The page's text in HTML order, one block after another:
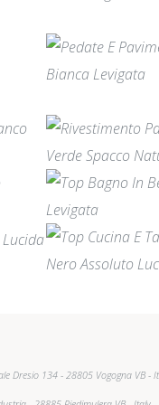
Dresio 134 - 28805 Vogogna VB -